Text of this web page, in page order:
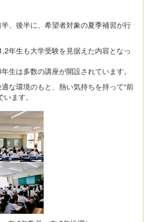
、後半に、希望者対象の夏季補習が行
年生も大学受験を見据えた内容となっ
生は多数の講座が開設されています。
な環境のもと、熱い気持ちを持って“前
ます。